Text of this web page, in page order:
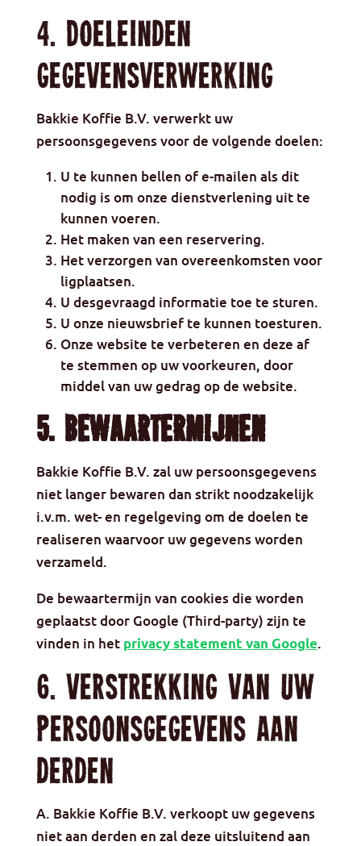
4. Doeleinden
gegevensverwerking
Bakkie Koffie B.V. verwerkt uw
persoonsgegevens voor de volgende doelen:
U te kunnen bellen of e-mailen als dit
nodig is om onze dienstverlening uit te
kunnen voeren.
Het maken van een reservering.
Het verzorgen van overeenkomsten voor
ligplaatsen.
U desgevraagd informatie toe te sturen.
U onze nieuwsbrief te kunnen toesturen.
Onze website te verbeteren en deze af
te stemmen op uw voorkeuren, door
middel van uw gedrag op de website.
5. Bewaartermijnen
Bakkie Koffie B.V. zal uw persoonsgegevens
niet langer bewaren dan strikt noodzakelijk
i.v.m. wet- en regelgeving om de doelen te
realiseren waarvoor uw gegevens worden
verzameld.
De bewaartermijn van cookies die worden
geplaatst door Google (Third-party) zijn te
vinden in het privacy statement van Google.
6. Verstrekking van uw
persoonsgegevens aan
derden
A. Bakkie Koffie B.V. verkoopt uw gegevens
niet aan derden en zal deze uitsluitend aan